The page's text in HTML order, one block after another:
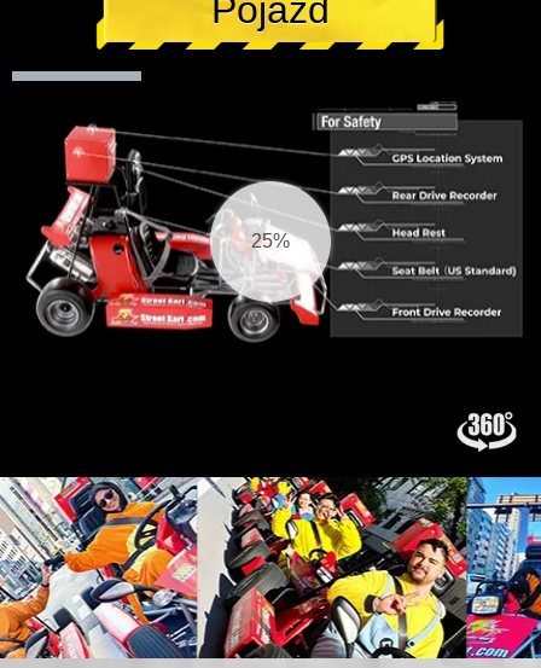
Pojazd
26%